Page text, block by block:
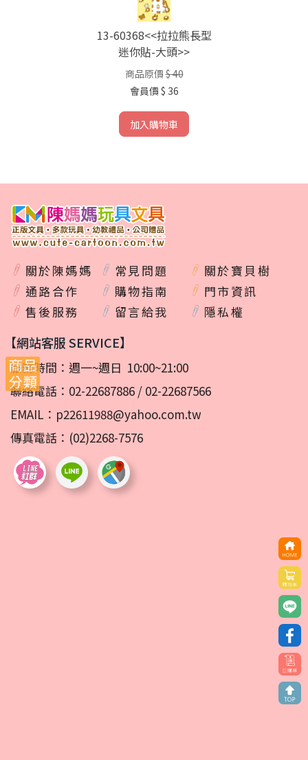
13-60368<<拉拉熊長型
迷你貼-大頭>>
商品原價$ 40
會員價 $ 36
加入購物車
關於陳媽媽 常見問題
關於寶貝樹
通路合作
購物指南
門市資訊
售後服務
留言給我 隱私權
【網站客服 SERVICE】
服務時間：週一~週日 10:00~21:00
聯絡電話： 02-22687886 / 02-22687566
EMAIL： p22611988@yahoo.com.tw
傳真電話：(02)2268-7576